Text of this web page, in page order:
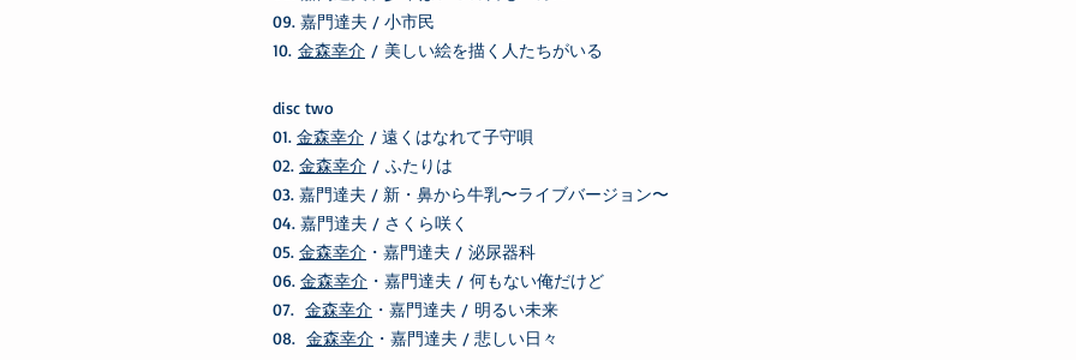
09. 嘉門達夫 / 小市民
10. 金森幸介 / 美しい絵を描く人たちがいる
disc two
01. 金森幸介 / 遠くはなれて子守唄
02. 金森幸介 / ふたりは
03. 嘉門達夫 / 新・鼻から牛乳〜ライブバージョン〜
04. 嘉門達夫 / さくら咲く
05. 金森幸介 ・嘉門達夫 / 泌尿器科
06. 金森幸介 ・嘉門達夫 / 何もない俺だけど
07. 金森幸介 ・嘉門達夫 / 明るい未来
08. 金森幸介 ・嘉門達夫 / 悲しい日々